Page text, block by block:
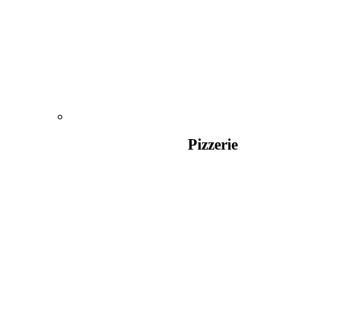
Pizzerie